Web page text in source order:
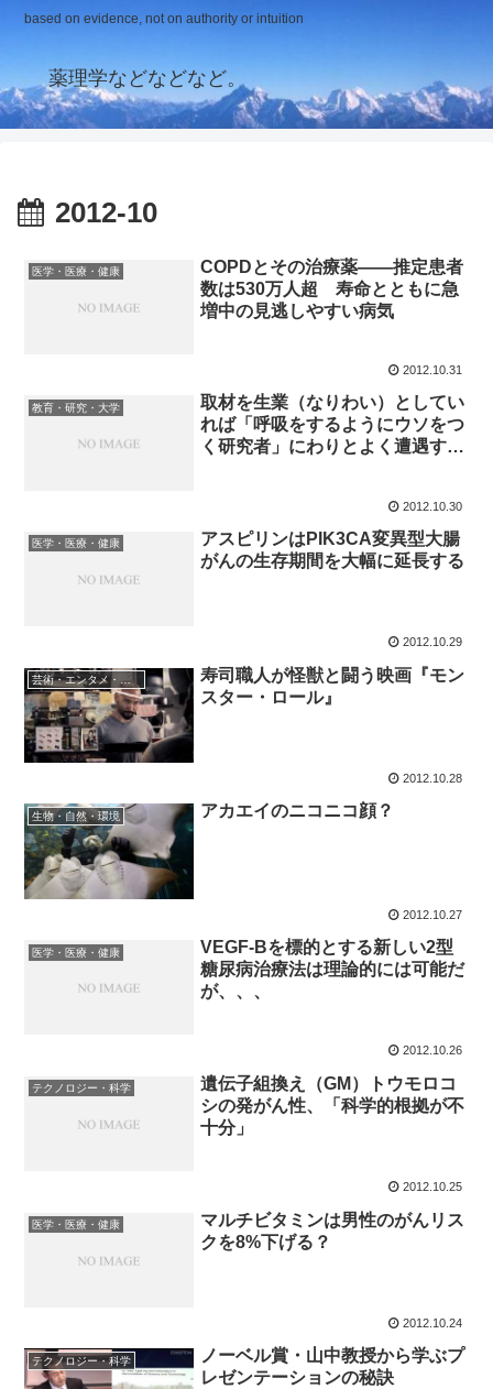
based on evidence, not on authority or intuition
薬理学などなどなど。
2012-10
医学・医療・健康
COPDとその治療薬――推定患者
数は530万人超 寿命とともに急
増中の見逃しやすい病気
2012.10.31
教育・研究・大学
取材を生業（なりわい）としてい
れば「呼吸をするようにウソをつ
く研究者」にわりとよく遭遇する
2012.10.30
医学・医療・健康
アスピリンはPIK3CA変異型大腸
がんの生存期間を大幅に延長する
2012.10.29
寿司職人が怪獣と闘う映画『モン
スター・ロール』
2012.10.28
生物・自然・環境 アカエイのニコニコ顔？
2012.10.27
医学・医療・健康
VEGF-Bを標的とする新しい2型
糖尿病治療法は理論的には可能だ
が、、、
2012.10.26
テクノロジー・科学
遺伝子組換え（GM）トウモロコ
シの発がん性、「科学的根拠が不
十分」
2012.10.25
医学・医療・健康
マルチビタミンは男性のがんリス
クを8%下げる？
2012.10.24
テクノロジー・科学
ノーベル賞・山中教授から学ぶプ
レゼンテーションの秘訣